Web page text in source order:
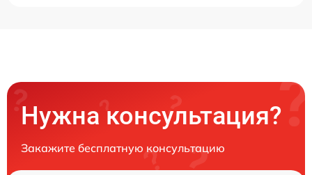
Нужна консультация?
Закажите бесплатную консультацию